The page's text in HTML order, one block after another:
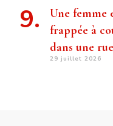
Une femme
frappée à
dans une
29 juillet 2026